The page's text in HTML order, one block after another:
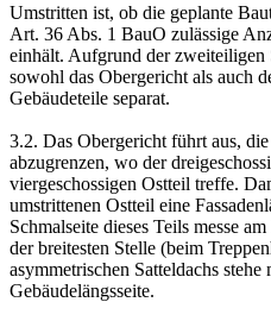
Umstritten ist, ob die geplante
Art. 36 Abs. 1 BauO zulässige
einhält. Aufgrund der zweiteiligen
sowohl das Obergericht als auch
Gebäudeteile separat.
3.2. Das Obergericht führt aus,
abzugrenzen, wo der
viergeschossigen Ostteil treffe.
umstrittenen Ostteil eine
Schmalseite dieses Teils messe
der breitesten Stelle (beim
asymmetrischen Satteldachs
Gebäudelängsseite.